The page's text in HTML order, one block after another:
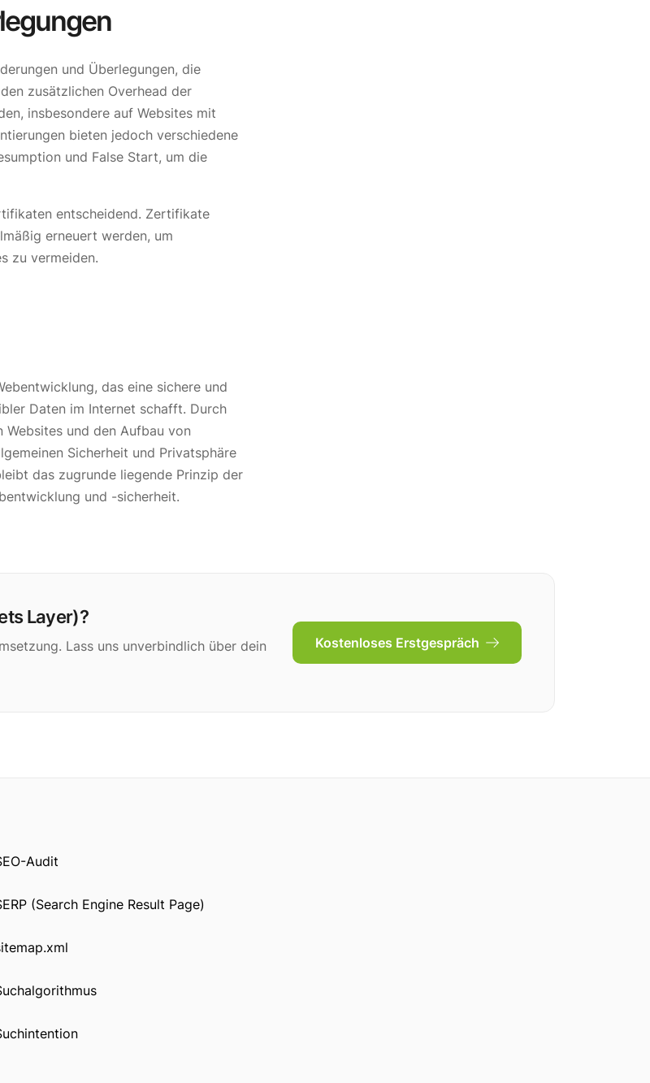
und Überlegungen, die
zusätzlichen Overhead der
insbesondere auf Websites mit
bieten jedoch verschiedene
und False Start, um die
entscheidend. Zertifikate
erneuert werden, um
zu vermeiden.
das eine sichere und
Daten im Internet schafft. Durch
und den Aufbau von
Sicherheit und Privatsphäre
das zugrunde liegende Prinzip der
und -sicherheit.
Layer)?
Lass uns unverbindlich über dein
Kostenloses Erstgespräch
Audit
(Search Engine Result Page)